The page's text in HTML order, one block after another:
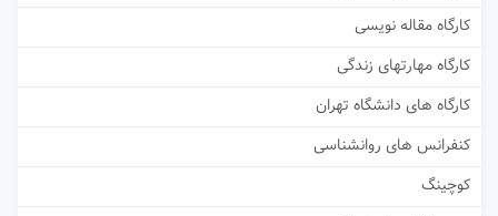
کارگاه مقاله نویسی
کارگاه مهارتهای زندگی
کارگاه های دانشگاه تهران
کنفرانس های روانشناسی
کوچینگ